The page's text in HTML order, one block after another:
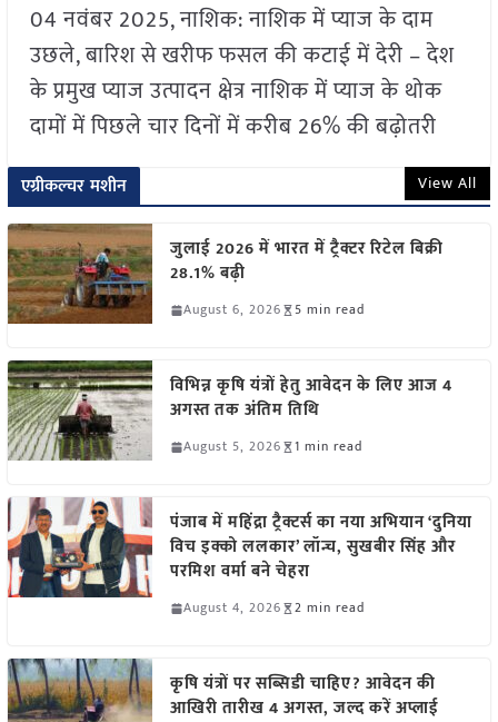
04 नवंबर 2025, नाशिक: नाशिक में प्याज के दाम
उछले, बारिश से खरीफ फसल की कटाई में देरी – देश
के प्रमुख प्याज उत्पादन क्षेत्र नाशिक में प्याज के थोक
दामों में पिछले चार दिनों में करीब 26% की बढ़ोतरी
एग्रीकल्चर मशीन View All
जुलाई 2026 में भारत में ट्रैक्टर रिटेल बिक्री
28.1% बढ़ी
August 6, 2026 5 min read
विभिन्न कृषि यंत्रों हेतु आवेदन के लिए आज 4
अगस्त तक अंतिम तिथि
August 5, 2026 1 min read
पंजाब में महिंद्रा ट्रैक्टर्स का नया अभियान ‘दुनिया
विच इक्को ललकार’ लॉन्च, सुखबीर सिंह और
परमिश वर्मा बने चेहरा
August 4, 2026 2 min read
कृषि यंत्रों पर सब्सिडी चाहिए? आवेदन की
आखिरी तारीख 4 अगस्त, जल्द करें अप्लाई